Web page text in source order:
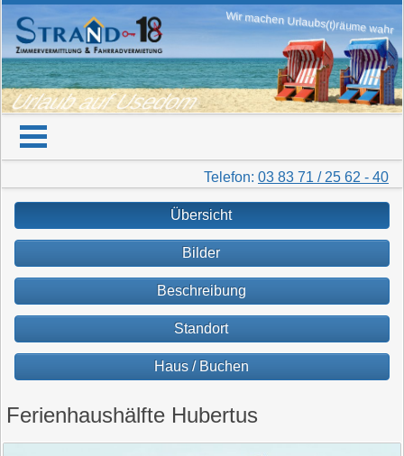
Wir machen Urlaubs(t)räume wahr
Urlaub auf Usedom
Telefon: 03 83 71 / 25 62 - 40
Übersicht
Bilder
Beschreibung
Standort
Haus / Buchen
Ferienhaushälfte Hubertus